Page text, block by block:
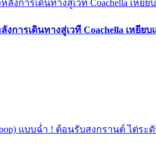
การเดินทางสู่เวที Coachella เหยีย